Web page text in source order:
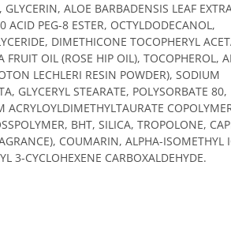
ALOE BARBADENSIS LEAF
ACID PEG-8 ESTER, OCTYLDODECANOL,
DIMETHICONE TOCOPHERYL
FRUIT OIL (ROSE HIP OIL), TOCOPHEROL,
LECHLERI RESIN POWDER), SODIUM
GLYCERYL STEARATE, POLYSORBATE 80,
BHT, SILICA, TROPOLONE,
COUMARIN, ALPHA-ISOMETHYL
3-CYCLOHEXENE CARBOXALDEHYDE.